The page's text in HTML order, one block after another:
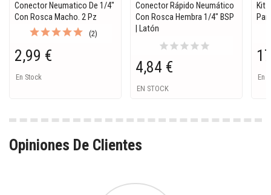
Conector Neumatico De 1/4"
Con Rosca Macho. 2 Pz
(2)
2,99 €
En Stock
Conector Rápido Neumático
Con Rosca Hembra 1/4" BSP
| Latón
starstarstarstarstar
4,84 €
EN STOCK
Kit
En
Opiniones De Clientes